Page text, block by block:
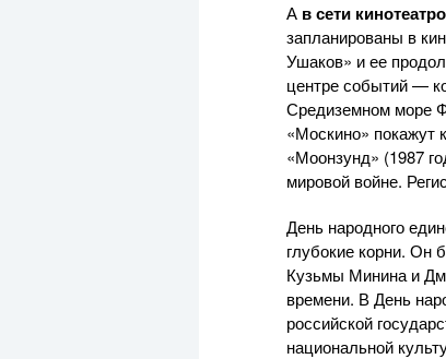
А в сети
запланированы в
Ушаков» и ее
центре событий —
Средиземном море
«Москино» покажут
«Моонзунд» (1987
мировой войне.
День народного
глубокие корни. Он
Кузьмы Минина и
времени. В День
российской
национальной